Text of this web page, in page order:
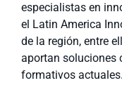
especialistas en
el Latin America
de la región, entre
aportan soluciones
formativos actuales.